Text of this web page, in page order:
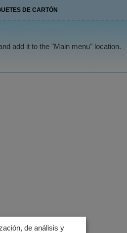
DE CARTÓN
add it to the "Main menu" location.
de análisis y